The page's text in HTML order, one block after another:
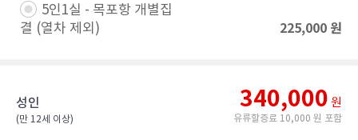
5인1실 - 목포항 개별집
결 (열차 제외)​
225,000 원
성인
(만 12세 이상)​
340,000 원
유류할증료 10,000 원 포함